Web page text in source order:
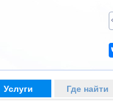
Услуги Где найти